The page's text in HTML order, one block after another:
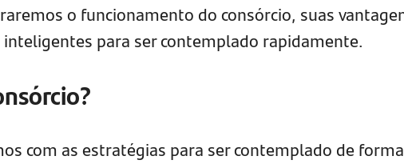
o funcionamento do consórcio, suas
para ser contemplado rapidamente.
com as estratégias para ser contemplado de